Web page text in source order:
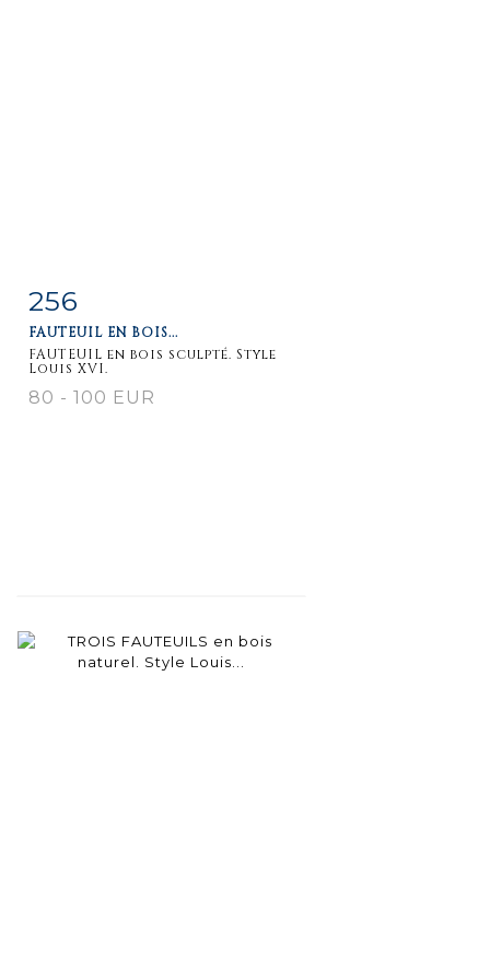
Item detail
256
FAUTEUIL EN BOIS...
FAUTEUIL en bois sculpté. Style
Louis XVI.
80 - 100 EUR